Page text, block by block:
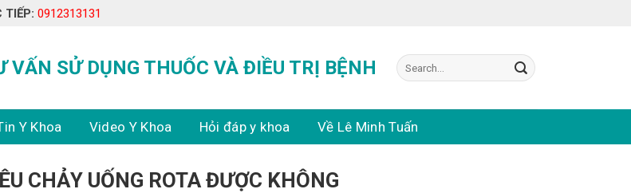
TIẾP: 0912313131
VẤN SỬ DỤNG THUỐC VÀ ĐIỀU TRỊ BỆNH
Search
for:
Y Khoa Video Y Khoa Hỏi đáp y khoa Về Lê Minh Tuấn
CHẢY UỐNG ROTA ĐƯỢC KHÔNG